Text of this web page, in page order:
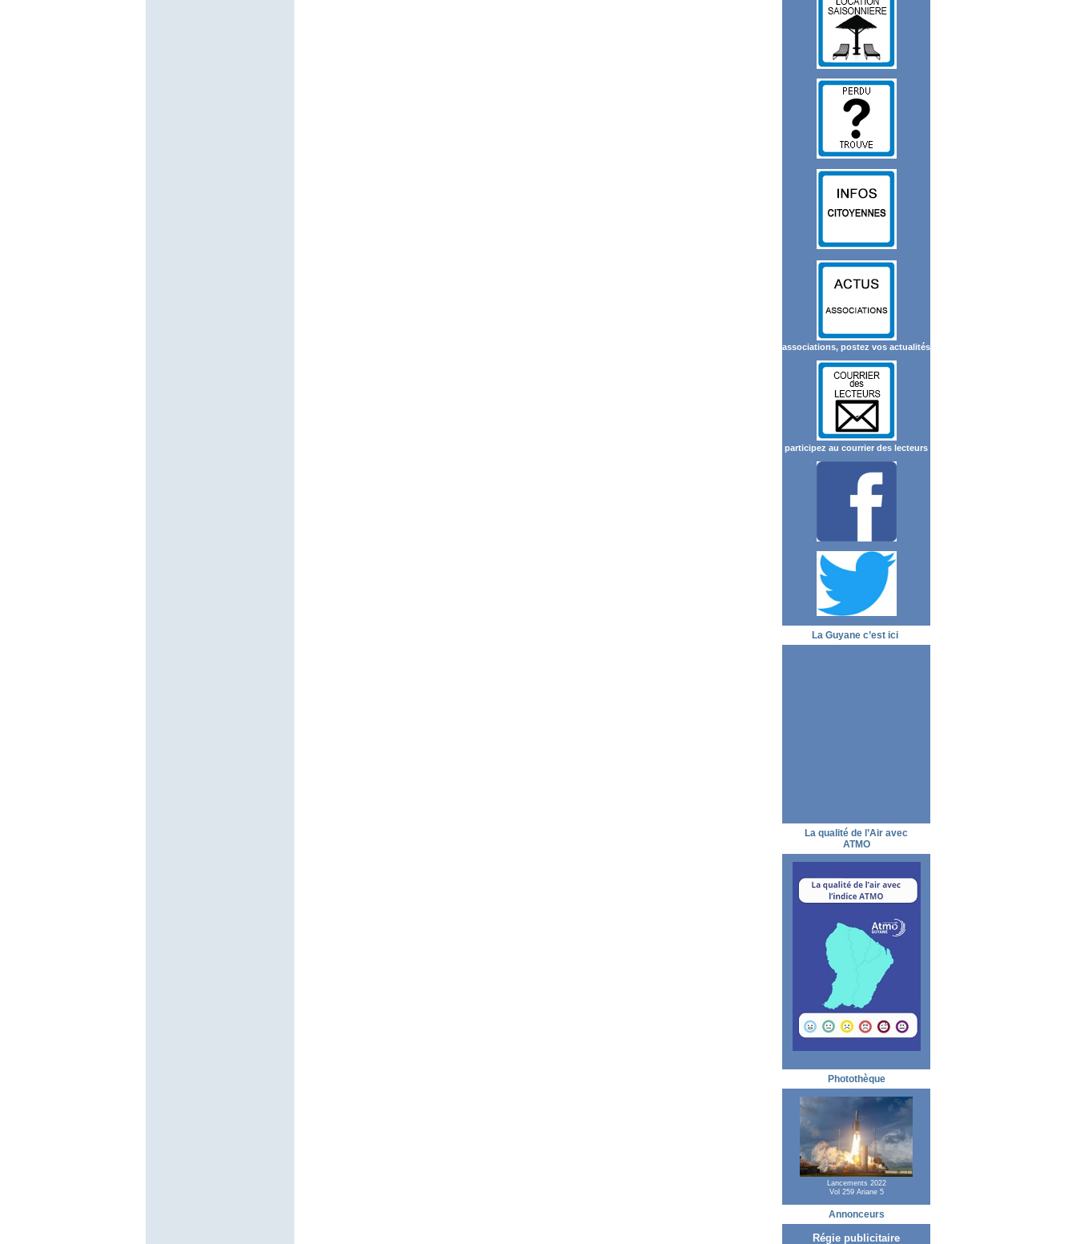
associations, postez vos actualités
participez au courrier des lecteurs
La Guyane c’est ici
La qualité de l’Air avec
ATMO
Photothèque
Lancements 2022
Vol 259 Ariane 5
Annonceurs
Régie publicitaire